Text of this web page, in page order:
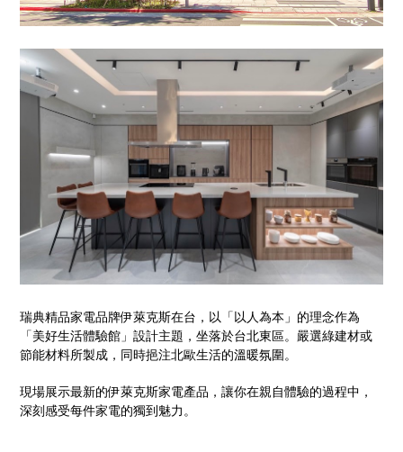
瑞典精品家電品牌伊萊克斯在台，以「以人為本」的理念作為
「美好生活體驗館」設計主題，坐落於台北東區。嚴選綠建材或
節能材料所製成，同時挹注北歐生活的溫暖氛圍。
現場展示最新的伊萊克斯家電產品，讓你在親自體驗的過程中，
深刻感受每件家電的獨到魅力。